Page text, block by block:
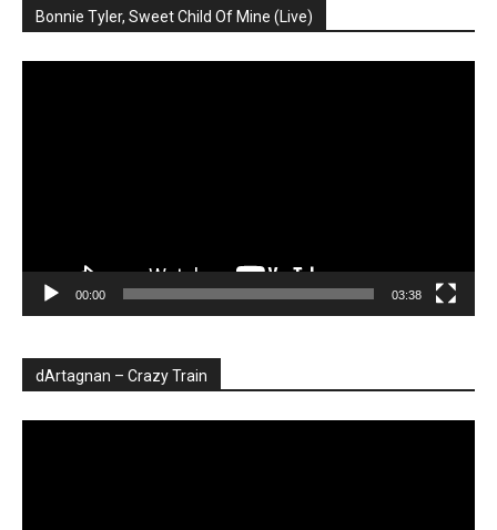
Bonnie Tyler, Sweet Child Of Mine (Live)
00:00 03:38
dArtagnan – Crazy Train